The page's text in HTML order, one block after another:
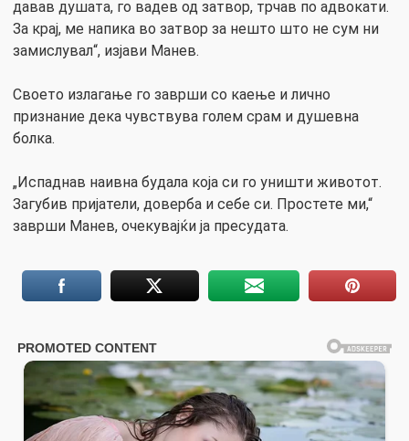
давав душата, го вадев од затвор, трчав по адвокати.
За крај, ме напика во затвор за нешто што не сум ни
замислувал“, изјави Манев.
Своето излагање го заврши со каење и лично
признание дека чувствува голем срам и душевна
болка.
„Испаднав наивна будала која си го уништи животот.
Загубив пријатели, доверба и себе си. Простете ми,“
заврши Манев, очекувајќи ја пресудата.